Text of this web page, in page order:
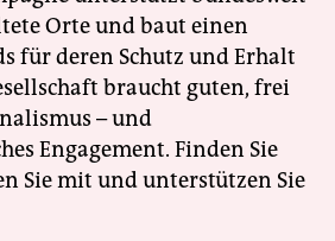
Orte und baut einen
für deren Schutz und Erhalt
braucht guten, frei
– und
Engagement. Finden Sie
Sie mit und unterstützen Sie